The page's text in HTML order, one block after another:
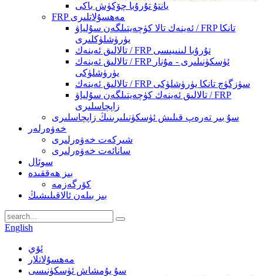
يانتۇ تۇرۇبا چۆكۈش باكى
FRP مەھسۇلاتلىرى
ئەينەك تالا كۈچەيتىلگەن سۇلياۋ / FRP تانكا
يۈرۈشلۈكلىرى
تالالىق ئەينەك / FRP تۇرۇبا لىنىيىسى
تالالىق ئەينەك / FRP ئۈسكۈنىلىرى - مۇنار
يۈرۈشلۈكى
تالالىق ئەينەك / FRP سۈزگۈچ تانكا يۈرۈشلۈكى
تالالىق ئەينەك كۈچەيتىلگەن سۇلياۋ / FRP
زاپچاسلىرى
سۇ بىر تەرەپ قىلىش ئۈسكۈنىلىرىنىڭ زاپچاسلىرى
خەۋەرلەر
شىركەت خەۋەرلىرى
سانائەت خەۋەرلىرى
سوئال
بىز ھەققىدە
كۆرگەزمە
بىز بىلەن ئالاقىلىشىڭ
English
ئۆي
مەھسۇلاتلار
سۇ يۇمشاش ئۈسكۈنىسى